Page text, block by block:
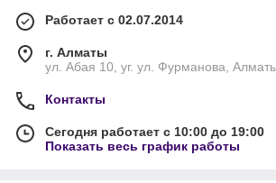
Работает с 02.07.2014
г. Алматы
ул. Абая 10, уг. ул. Фурманова,
Контакты
Сегодня работает с 10:00 до 19:00
Показать весь график работы